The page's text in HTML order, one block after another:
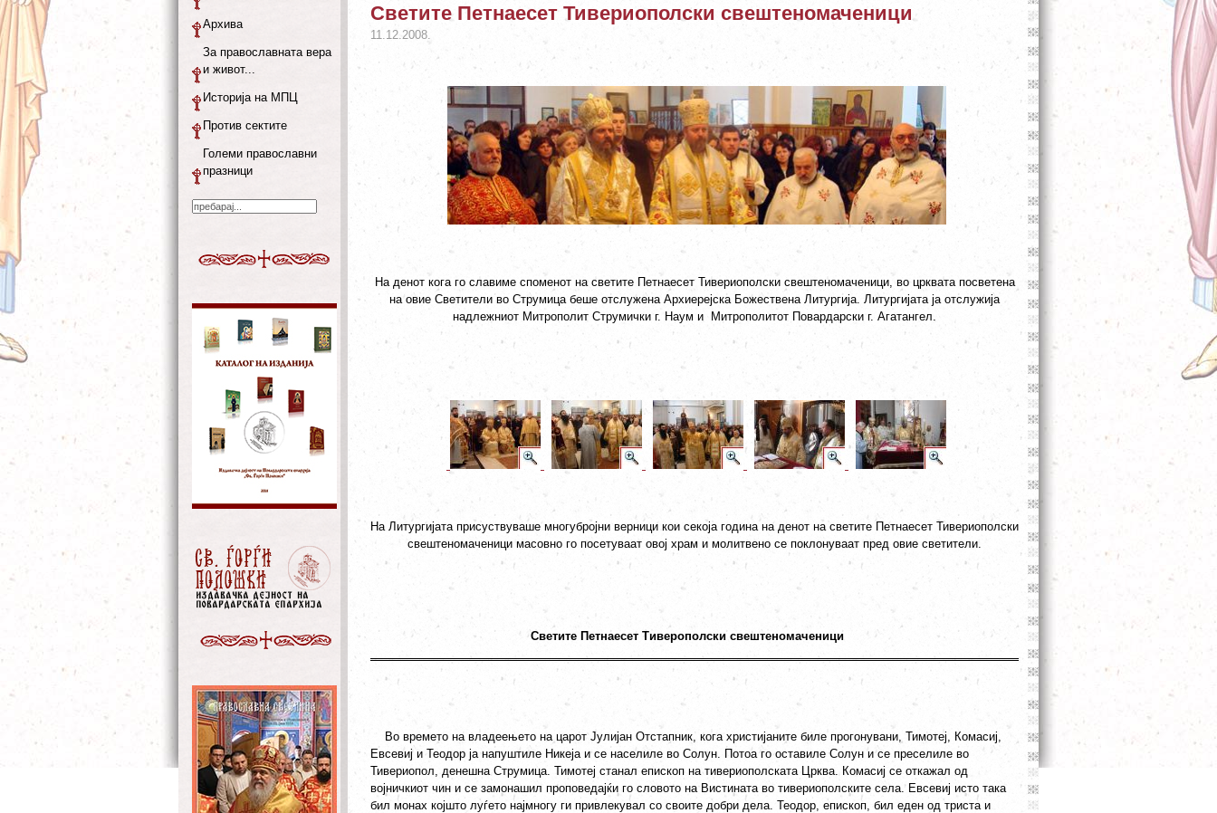
Светите Петнаесет Тивериополски свештеномаченици
11.12.2008.
На денот кога го славиме споменот на светите Петнаесет Тивериополски свештеномаченици, во црквата посветена
на овие Светители во Струмица беше отслужена Архиерејска Божествена Литургија. Литургијата ја отслужија
надлежниот Митрополит Струмички г. Наум и Митрополитот Повардарски г. Агатангел.
На Литургијата присуствуваше многубројни верници кои секоја година на денот на светите Петнаесет Тивериополски
свештеномаченици масовно го посетуваат овој храм и молитвено се поклонуваат пред овие светители.
Светите Петнаесет Тиверополски свештеномаченици
Во времето на владеењето на царот Јулијан Отстапник, кога христијаните биле прогонувани, Тимотеј, Комасиј,
Евсевиј и Теодор ја напуштиле Никеја и се населиле во Солун. Потоа го оставиле Солун и се преселиле во
Тивериопол, денешна Струмица. Тимотеј станал епископ на тивериополската Црква. Комасиј се откажал од
војничкиот чин и се замонашил проповедајќи го словото на Вистината во тивериополските села. Евсевиј исто така
бил монах којшто луѓето најмногу ги привлекувал со своите добри дела. Теодор, епископ, бил еден од триста и
Архива
За православната вера
и живот...
Историја на МПЦ
Против сектите
Големи православни
празници